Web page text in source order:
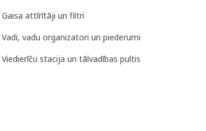
Gaisa attīrītāji un filtri
Vadi, vadu organizatori un piederumi
Viedierīču stacija un tālvadības pultis